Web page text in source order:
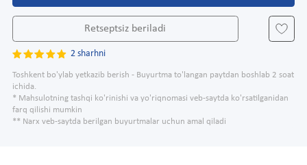
Retseptsiz beriladi
2 sharhni
Toshkent bo'ylab yetkazib berish - Buyurtma to'langan paytdan boshlab 2 soat
ichida.
* Mahsulotning tashqi ko'rinishi va yo'riqnomasi veb-saytda ko'rsatilganidan
farq qilishi mumkin
** Narx veb-saytda berilgan buyurtmalar uchun amal qiladi